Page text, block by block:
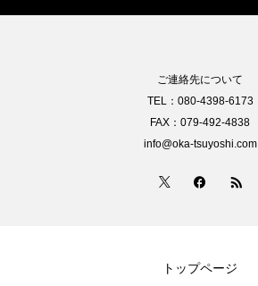
ご連絡先について
TEL：080-4398-6173
FAX：079-492-4838
info@oka-tsuyoshi.com
トップページ